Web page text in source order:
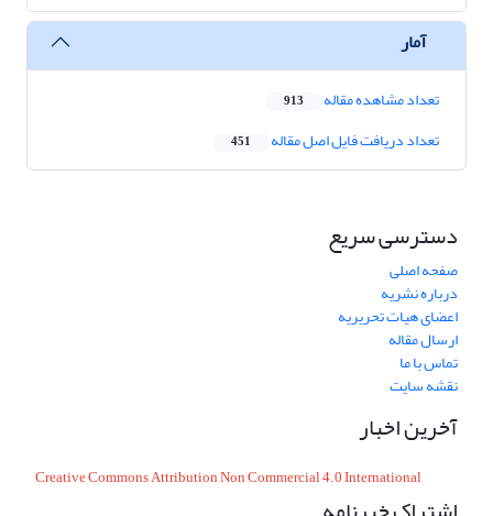
آمار
تعداد مشاهده مقاله 913
تعداد دریافت فایل اصل مقاله 451
دسترسی سریع
صفحه اصلی
درباره نشریه
اعضای هیات تحریریه
ارسال مقاله
تماس با ما
نقشه سایت
آخرین اخبار
Creative Commons Attribution Non Commercial 4.0 International